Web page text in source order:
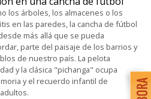
los árboles, los almacenes o los
en las paredes, la cancha de fútbol
más allá que se pueda
parte del paisaje de los barrios y
de nuestro país. La pelota
y la clásica "pichanga" ocupa
y el recuerdo infantil de